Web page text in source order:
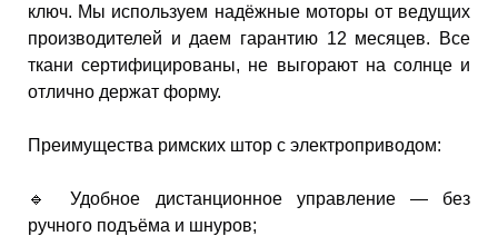
ключ. Мы используем надёжные моторы от ведущих
производителей и даем гарантию 12 месяцев. Все
ткани сертифицированы, не выгорают на солнце и
отлично держат форму.
Преимущества римских штор с электроприводом:
🔹 Удобное дистанционное управление — без
ручного подъёма и шнуров;